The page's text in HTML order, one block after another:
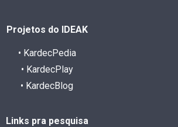
Projetos do IDEAK
• KardecPedia
• KardecPlay
• KardecBlog
Links pra pesquisa